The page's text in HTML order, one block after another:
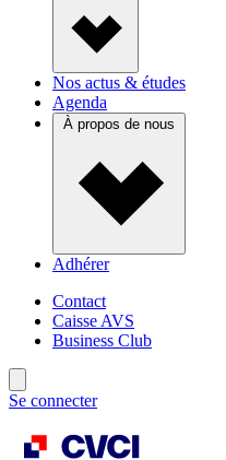
Nos actus & études
Agenda
À propos de nous
Adhérer
Contact
Caisse AVS
Business Club
Se connecter